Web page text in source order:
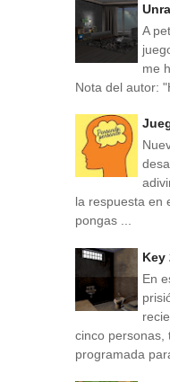
A
me
Nota del autor:
la respuesta en
pongas ...
Key
En
cinco personas,
programada